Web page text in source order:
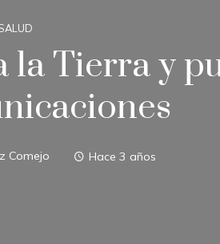
Tierra y
Comejo Hace 3 años